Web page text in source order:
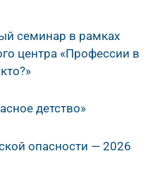
семинар в рамках
центра «Профессии в
детство»
опасности — 2026